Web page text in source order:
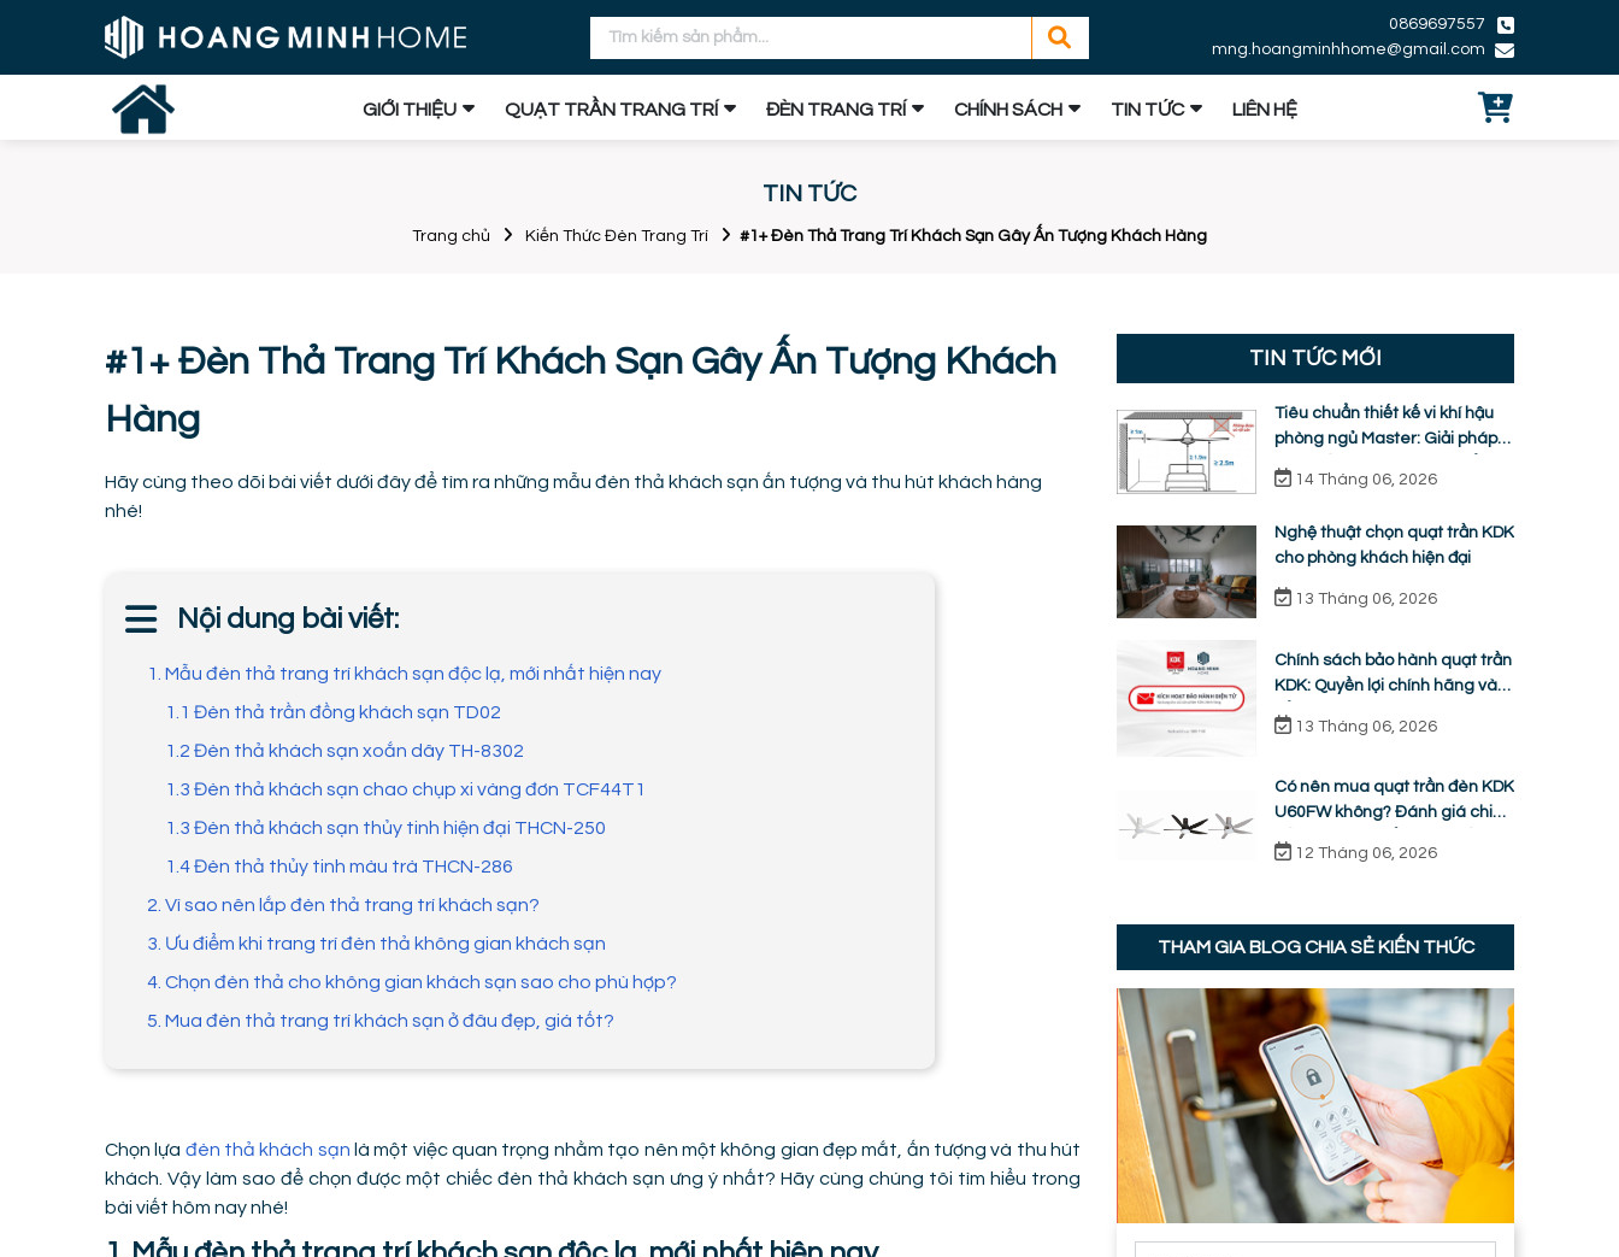
0869697557
mng.hoangminhhome@gmail.com
GIỚI THIỆU QUẠT TRẦN TRANG TRÍ ĐÈN TRANG TRÍ CHÍNH SÁCH TIN TỨC LIÊN HỆ
TIN TỨC
Trang chủ Kiến Thức Đèn Trang Trí #1+ Đèn Thả Trang Trí Khách Sạn Gây Ấn Tượng Khách Hàng
#1+ Đèn Thả Trang Trí Khách Sạn Gây Ấn Tượng Khách
Hàng
Hãy cùng theo dõi bài viết dưới đây để tìm ra những mẫu đèn thả khách sạn ấn tượng và thu hút khách hàng
nhé!
Nội dung bài viết:
1. Mẫu đèn thả trang trí khách sạn độc lạ, mới nhất hiện nay
1.1 Đèn thả trần đồng khách sạn TD02
1.2 Đèn thả khách sạn xoắn dây TH-8302
1.3 Đèn thả khách sạn chao chụp xi vàng đơn TCF44T1
1.3 Đèn thả khách sạn thủy tinh hiện đại THCN-250
1.4 Đèn thả thủy tinh màu trà THCN-286
2. Vì sao nên lắp đèn thả trang trí khách sạn?
3. Ưu điểm khi trang trí đèn thả không gian khách sạn
4. Chọn đèn thả cho không gian khách sạn sao cho phù hợp?
5. Mua đèn thả trang trí khách sạn ở đâu đẹp, giá tốt?
Chọn lựa đèn thả khách sạn là một việc quan trọng nhằm tạo nên một không gian đẹp mắt, ấn tượng và thu hút
khách. Vậy làm sao để chọn được một chiếc đèn thả khách sạn ưng ý nhất? Hãy cùng chúng tôi tìm hiểu trong
bài viết hôm nay nhé!
TIN TỨC MỚI
Tiêu chuẩn thiết kế vi khí hậu
phòng ngủ Master: Giải pháp
quạt trần KDK ti ngắn chuẩn
nhân trắc học
14 Tháng 06, 2026
Nghệ thuật chọn quạt trần KDK
cho phòng khách hiện đại
13 Tháng 06, 2026
Chính sách bảo hành quạt trần
KDK: Quyền lợi chính hãng và
13 Tháng 06, 2026
Có nên mua quạt trần đèn KDK
U60FW không? Đánh giá chi
tiết ưu nhược điểm thực tế
12 Tháng 06, 2026
THAM GIA BLOG CHIA SẺ KIẾN THỨC